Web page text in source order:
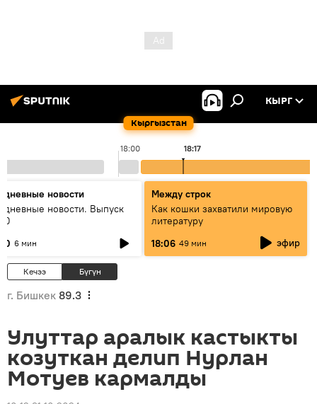
Кыргызстан
КЫРГ
18:00 18:17
новости
новости. Выпуск
6 мин
Между строк
Как кошки захватили мировую
литературу
18:06 49 мин эфир
Кечээ Бүгүн
г. Бишкек 89.3
Улуттар аралык кастыкты
козуткан делип Нурлан
Мотуев кармалды